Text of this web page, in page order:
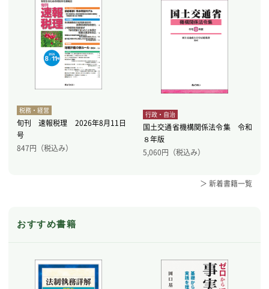
税務・経営
旬刊 速報税理 2026年8月11日
号
847円（税込み）
行政・自治
国土交通省機構関係法令集 令和
８年版
5,060円（税込み）
＞ 新着書籍一覧
おすすめ書籍